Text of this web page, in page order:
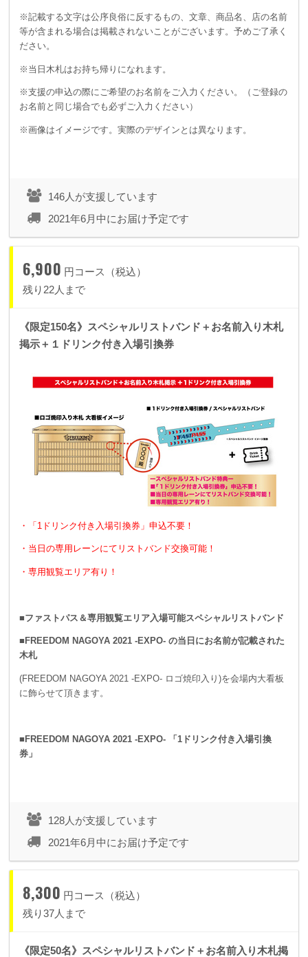
※記載する文字は公序良俗に反するもの、文章、商品名、店の名前
等が含まれる場合は掲載されないことがございます。予めご了承く
ださい。
※当日木札はお持ち帰りになれます。
※支援の申込の際にご希望のお名前をご入力ください。（ご登録の
お名前と同じ場合でも必ずご入力ください）
※画像はイメージです。実際のデザインとは異なります。
146人が支援しています
2021年6月中にお届け予定です
6,900 円コース（税込）
残り22人まで
《限定150名》スペシャルリストバンド＋お名前入り木札
掲示＋１ドリンク付き入場引換券
・「1ドリンク付き入場引換券」申込不要！
・当日の専用レーンにてリストバンド交換可能！
・専用観覧エリア有り！
■ファストパス＆専用観覧エリア入場可能スペシャルリストバンド
■FREEDOM NAGOYA 2021 -EXPO- の当日にお名前が記載された
木札
(FREEDOM NAGOYA 2021 -EXPO- ロゴ焼印入り)を会場内大看板
に飾らせて頂きます。
■FREEDOM NAGOYA 2021 -EXPO- 「1ドリンク付き入場引換
券」
128人が支援しています
2021年6月中にお届け予定です
8,300 円コース（税込）
残り37人まで
《限定50名》スペシャルリストバンド＋お名前入り木札掲